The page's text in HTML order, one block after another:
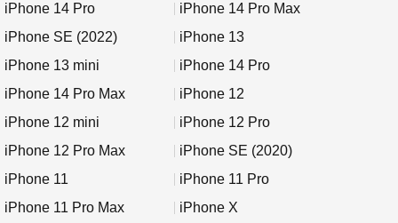
iPhone 14 Pro
iPhone 14 Pro Max
iPhone SE (2022)
iPhone 13
iPhone 13 mini
iPhone 14 Pro
iPhone 14 Pro Max
iPhone 12
iPhone 12 mini
iPhone 12 Pro
iPhone 12 Pro Max
iPhone SE (2020)
iPhone 11
iPhone 11 Pro
iPhone 11 Pro Max
iPhone X